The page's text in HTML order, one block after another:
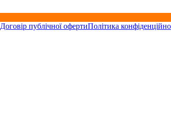
Договір публічної офертиПолітика